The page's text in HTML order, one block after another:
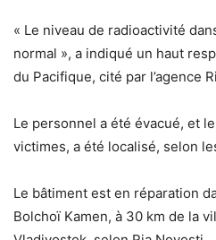
« Le niveau de radioactivité
normal », a indiqué un haut
du Pacifique, cité par l’agence
Le personnel a été évacué, et
victimes, a été localisé, selon
Le bâtiment est en réparation
Bolchoï Kamen, à 30 km de la